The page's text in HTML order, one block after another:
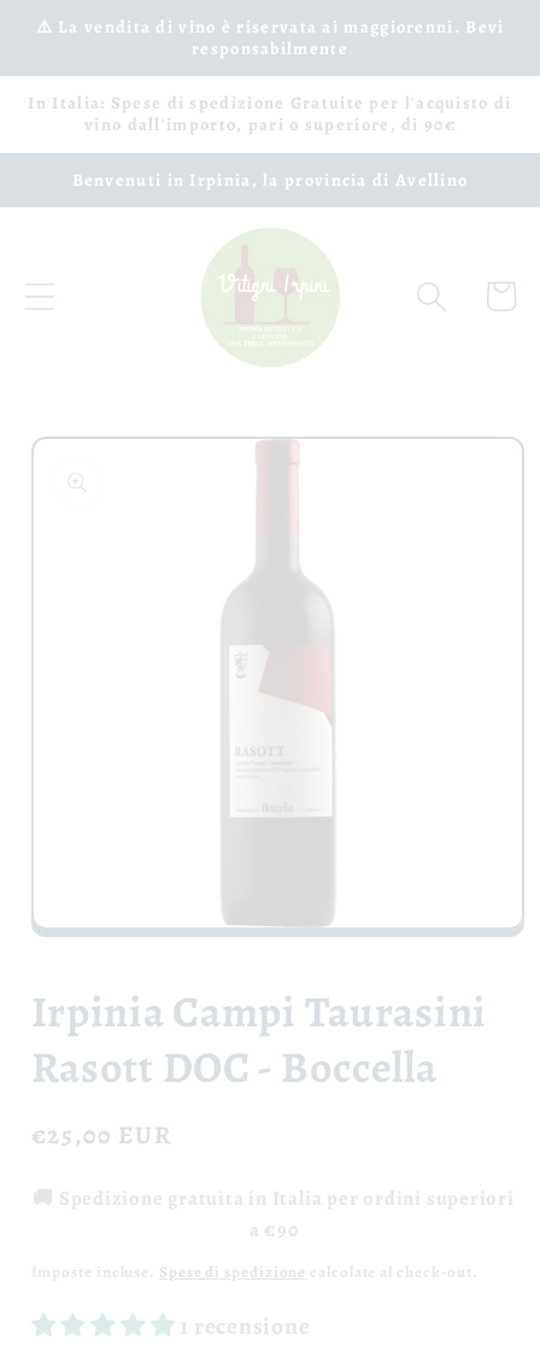
Vai
direttamente
⚠️ La vendita di vino è riservata ai maggiorenni. Bevi
responsabilmente
In Italia: Spese di spedizione Gratuite per l'acquisto di
vino dall'importo, pari o superiore, di 90€
Benvenuti in Irpinia, la provincia di Avellino
Carrello
Passa alle
informazioni
sul prodotto
Apri
in
finestra
Irpinia Campi Taurasini
Rasott DOC - Boccella
Prezzo
listino
€25,00 EUR
🚚 Spedizione gratuita in Italia per ordini superiori
a €90
Imposte incluse. Spese di spedizione calcolate al check-out.
1 recensione